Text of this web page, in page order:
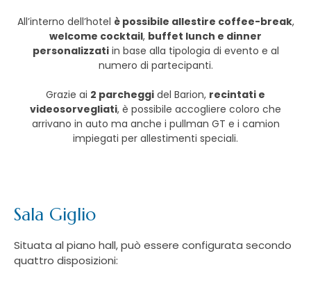
All’interno dell’hotel è possibile allestire coffee-break,
welcome cocktail, buffet lunch e dinner
personalizzatiin base alla tipologia di evento e al
numero di partecipanti.
Grazie ai 2 parcheggi del Barion, recintati e
videosorvegliati, è possibile accogliere coloro che
arrivano in auto ma anche i pullman GT e i camion
impiegati per allestimenti speciali.
Sala Giglio
Situata al piano hall, può essere configurata secondo
quattro disposizioni: